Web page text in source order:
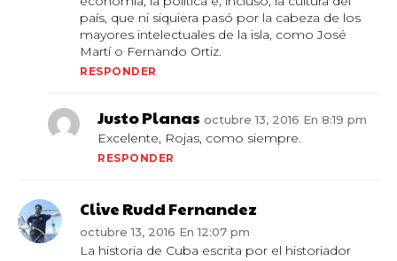
país, que ni siquiera pasó por la cabeza de los
mayores intelectuales de la isla, como José
Martí o Fernando Ortiz.
RESPONDER
Justo Planas octubre 13, 2016 En 8:19 pm
Excelente, Rojas, como siempre.
RESPONDER
Clive Rudd Fernandez
octubre 13, 2016 En 12:07 pm
La historia de Cuba escrita por el historiador